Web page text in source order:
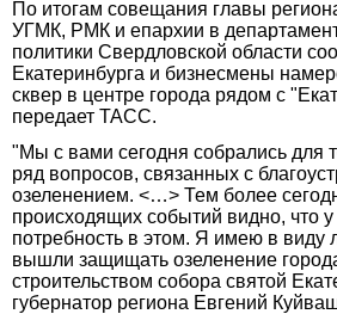
По итогам совещания главы
УГМК, РМК и епархии в
политики Свердловской области
Екатеринбурга и бизнесмены
сквер в центре города рядом с
передает ТАСС.
"Мы с вами сегодня собрались для
ряд вопросов, связанных с
озеленением. <…> Тем более
происходящих событий видно, что
потребность в этом. Я имею в виду
вышли защищать озеленение
строительством собора святой
губернатор региона Евгений